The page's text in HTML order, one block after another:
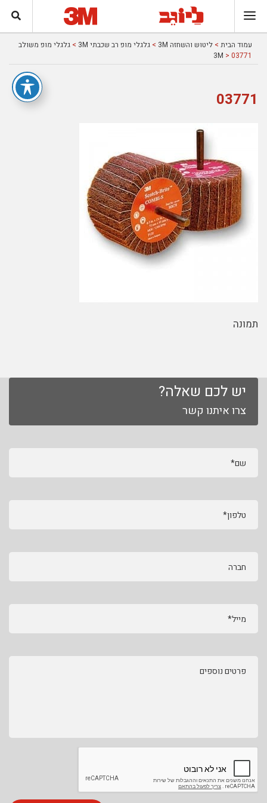
עמוד הבית > ליטוש והשחזה 3M > גלגלי מופ רב שכבתי 3M > גלגלי מופ משולב
3M > 03771
03771
תמונה
יש לכם שאלה?
צרו איתנו קשר
שם*
טלפון*
חברה
מייל*
פרטים נוספים